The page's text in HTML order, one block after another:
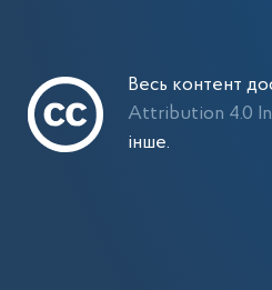
Весь контент
Attribution 4.0
інше.